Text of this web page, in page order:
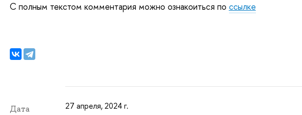
С полным текстом комментария можно ознакоиться по ссылке
Дата 27 апреля, 2024 г.